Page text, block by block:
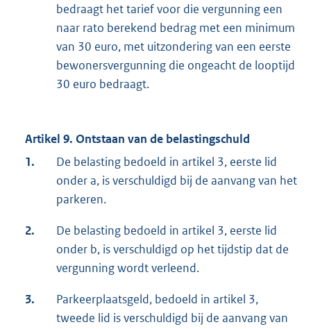
bedraagt het tarief voor die vergunning een
naar rato berekend bedrag met een minimum
van 30 euro, met uitzondering van een eerste
bewonersvergunning die ongeacht de looptijd
30 euro bedraagt.
Artikel 9. Ontstaan van de belastingschuld
1.
De belasting bedoeld in artikel 3, eerste lid
onder a, is verschuldigd bij de aanvang van het
parkeren.
2.
De belasting bedoeld in artikel 3, eerste lid
onder b, is verschuldigd op het tijdstip dat de
vergunning wordt verleend.
3.
Parkeerplaatsgeld, bedoeld in artikel 3,
tweede lid is verschuldigd bij de aanvang van